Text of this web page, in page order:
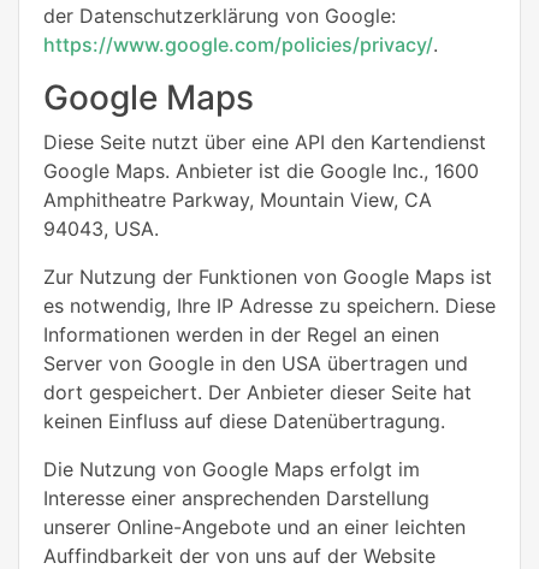
der Datenschutzerklärung von Google:
https://www.google.com/policies/privacy/.
Google Maps
Diese Seite nutzt über eine API den Kartendienst
Google Maps. Anbieter ist die Google Inc., 1600
Amphitheatre Parkway, Mountain View, CA
94043, USA.
Zur Nutzung der Funktionen von Google Maps ist
es notwendig, Ihre IP Adresse zu speichern. Diese
Informationen werden in der Regel an einen
Server von Google in den USA übertragen und
dort gespeichert. Der Anbieter dieser Seite hat
keinen Einfluss auf diese Datenübertragung.
Die Nutzung von Google Maps erfolgt im
Interesse einer ansprechenden Darstellung
unserer Online-Angebote und an einer leichten
Auffindbarkeit der von uns auf der Website